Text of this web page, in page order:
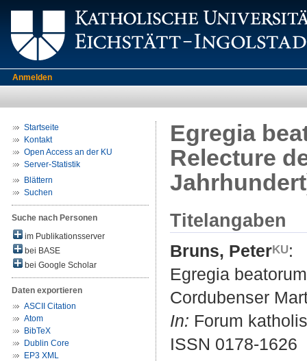
Anmelden
Startseite
Kontakt
Open Access an der KU
Server-Statistik
Blättern
Suchen
Suche nach Personen
im Publikationsserver
bei BASE
bei Google Scholar
Daten exportieren
ASCII Citation
Atom
BibTeX
Dublin Core
EP3 XML
Egregia
Relecture
Titelangaben
Bruns, Peter
:
Egregia
Cordubenser
In: Forum
ISSN 0178-1626